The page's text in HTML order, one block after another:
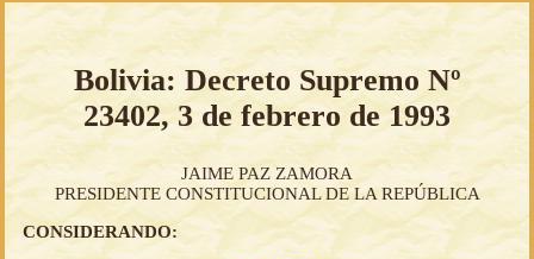
Bolivia: Decreto Supremo Nº
23402, 3 de febrero de 1993
JAIME PAZ ZAMORA
PRESIDENTE CONSTITUCIONAL DE LA REPÚBLICA
CONSIDERANDO: